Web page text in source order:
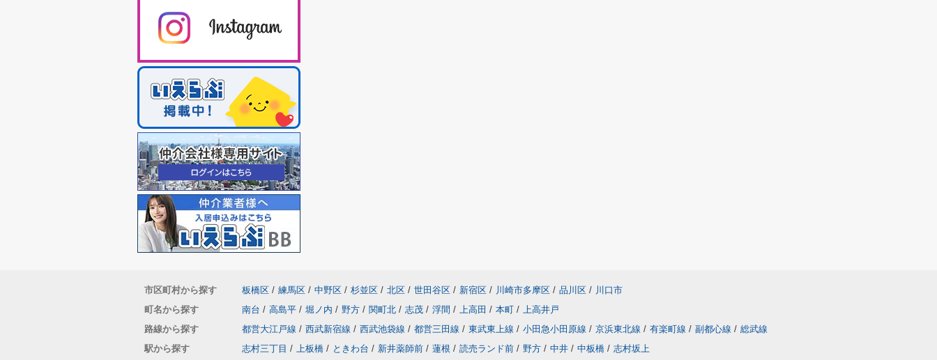
市区町村から探す 板橋区 / 練馬区 / 中野区 / 杉並区 / 北区 / 世田谷区 / 新宿区 / 川崎市多摩区 / 品川区 / 川口市
町名から探す
南台 / 高島平 / 堀ノ内 / 野方 / 関町北 / 志茂 / 浮間 / 上高田 / 本町 / 上高井戸
路線から探す
都営大江戸線 / 西武新宿線 / 西武池袋線 / 都営三田線 / 東武東上線 / 小田急小田原線 / 京浜東北線 / 有楽町線 / 副都心線 / 総武線
駅から探す
志村三丁目 / 上板橋 / ときわ台 / 新井薬師前 / 蓮根 / 読売ランド前 / 野方 / 中井 / 中板橋 / 志村坂上